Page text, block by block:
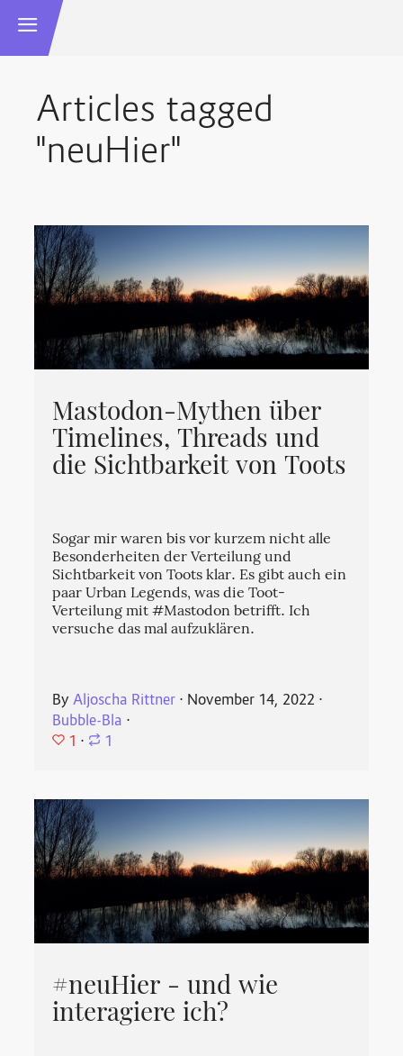
Articles tagged
"neuHier"
Mastodon-Mythen über
Timelines, Threads und
die Sichtbarkeit von Toots
Sogar mir waren bis vor kurzem nicht alle
Besonderheiten der Verteilung und
Sichtbarkeit von Toots klar. Es gibt auch ein
paar Urban Legends, was die Toot-
Verteilung mit #Mastodon betrifft. Ich
versuche das mal aufzuklären.
ByAljoscha Rittner ⋅ November 14, 2022 ⋅
Bubble-Bla ⋅
1 ⋅ 1
#neuHier - und wie
interagiere ich?